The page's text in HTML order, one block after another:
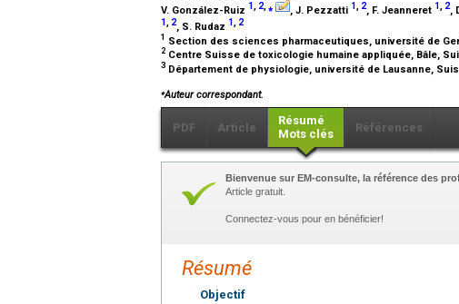
V. González-Ruiz 1, 2,⁎ , J. Pezzatti 1, 2, F. Jeanneret 1, 2,
1 2, S. Rudaz 1 2
1 Section des sciences pharmaceutiques, université de
2 Centre Suisse de toxicologie humaine appliquée, Bâle,
3 Département de physiologie, université de Lausanne,
⁎Auteur correspondant.
PDF Article
Résumé
Mots clés
Références
Bienvenue sur EM-consulte, la référence des
Article gratuit.
Connectez-vous pour en bénéficier!
Résumé
Objectif